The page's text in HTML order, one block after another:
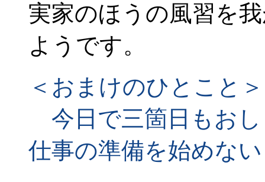
実家のほうの風習を
ようです。
＜おまけのひとこと＞
今日で三箇日もお
仕事の準備を始めな